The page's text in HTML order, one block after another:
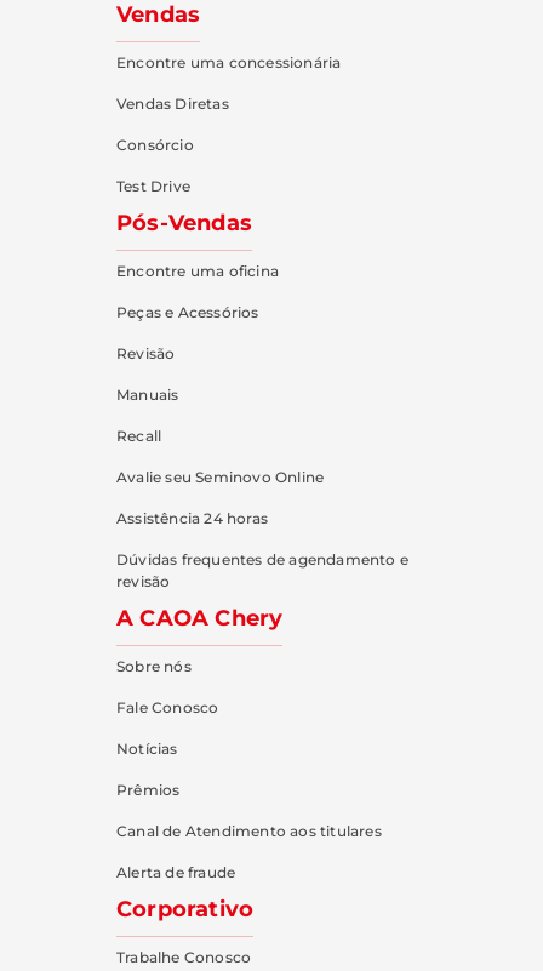
Vendas
Encontre uma concessionária
Vendas Diretas
Consórcio
Test Drive
Pós-Vendas
Encontre uma oficina
Peças e Acessórios
Revisão
Manuais
Recall
Avalie seu Seminovo Online
Assistência 24 horas
Dúvidas frequentes de agendamento e
revisão
A CAOA Chery
Sobre nós
Fale Conosco
Notícias
Prêmios
Canal de Atendimento aos titulares
Alerta de fraude
Corporativo
Trabalhe Conosco